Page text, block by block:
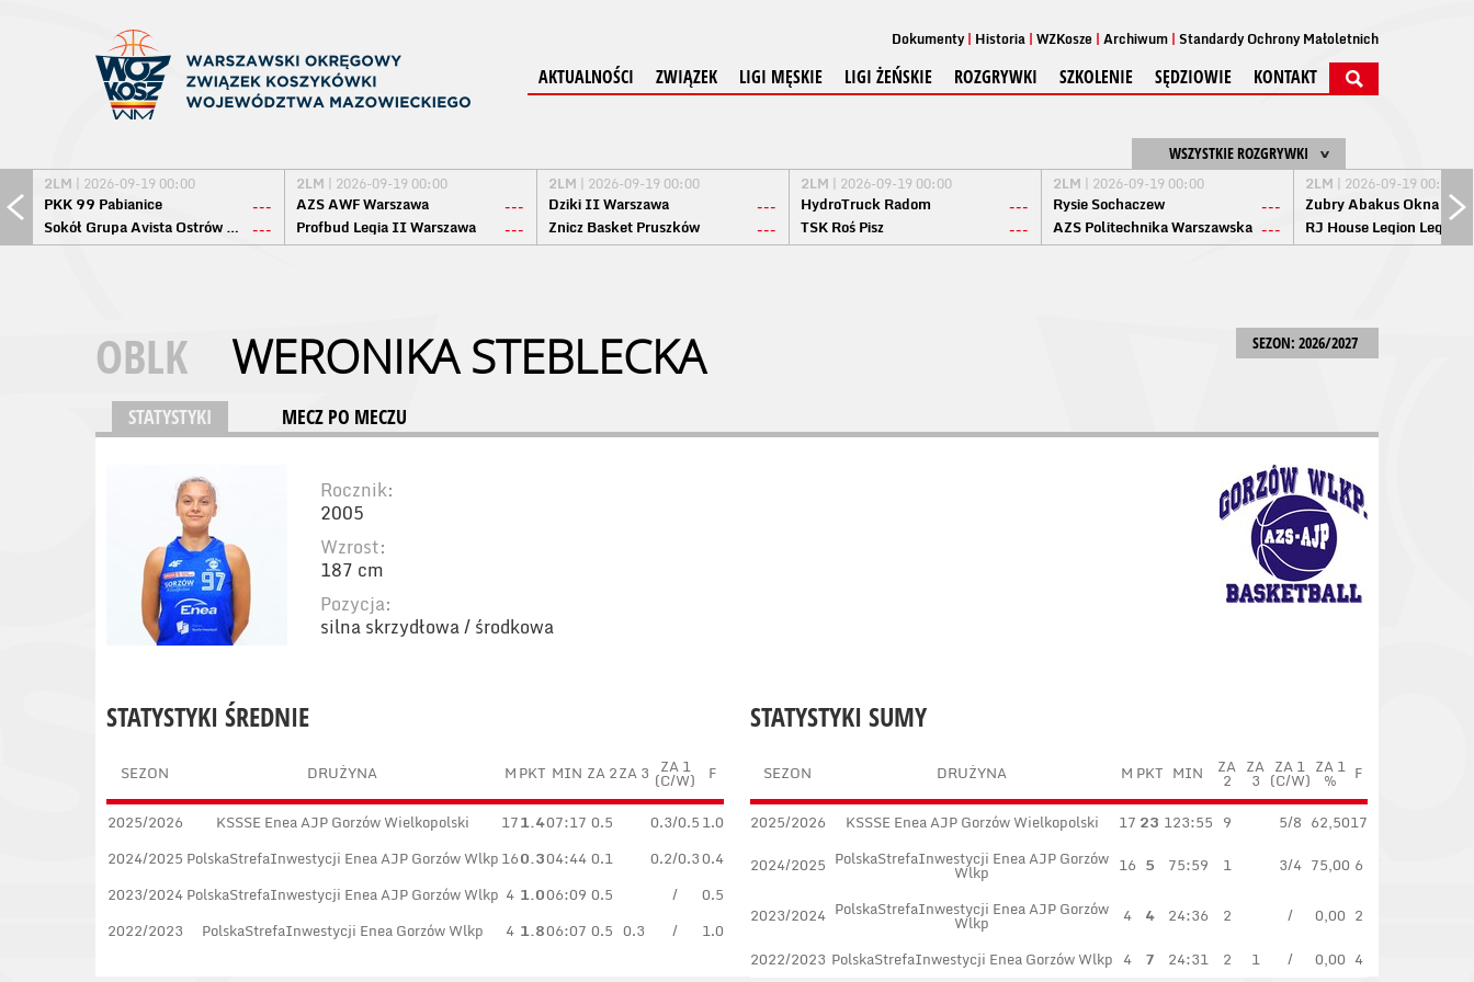
Dokumenty Historia WZKosze Archiwum Standardy Ochrony Małoletnich
AKTUALNOŚCI ZWIĄZEK LIGI MĘSKIE LIGI ŻEŃSKIE ROZGRYWKI SZKOLENIE SĘDZIOWIE KONTAKT
WSZYSTKIE ROZGRYWKI
2LM | 2026-09-19 00:00
PKK 99 Pabianice
---
Sokół Grupa Avista Ostrów Maz. ---
2LM | 2026-09-19 00:00
AZS AWF Warszawa
---
Profbud Legia II Warszawa
---
2LM | 2026-09-19 00:00
Dziki II Warszawa
---
Znicz Basket Pruszków
---
2LM | 2026-09-19 00:00
HydroTruck Radom
---
TSK Roś Pisz
---
2LM | 2026-09-19 00:00
Rysie Sochaczew
---
AZS Politechnika Warszawska ---
2LM | 2026-09-19 00:00
Żubry Abakus Okna
RJ House Legion
SEZON: 2026/2027
OBLK WERONIKA STEBLECKA
STATYSTYKI MECZ PO MECZU
Rocznik:
2005
Wzrost:
187 cm
Pozycja:
silna skrzydłowa / środkowa
STATYSTYKI SUMY
SEZON DRUŻYNA M PKT MIN ZA
2
ZA
3
ZA 1
(C/W)
ZA 1
% F
2025/2026 KSSSE Enea AJP Gorzów Wielkopolski 17 23 123:55 9 5/8 62,5017
2024/2025 PolskaStrefaInwestycji Enea AJP Gorzów
Wlkp 16 5 75:59 1 3/4 75,00 6
2023/2024 PolskaStrefaInwestycji Enea AJP Gorzów
Wlkp 4 4 24:36 2 / 0,00 2
2022/2023 PolskaStrefaInwestycji Enea Gorzów Wlkp 4 7 24:31 2 1 / 0,00 4
STATYSTYKI ŚREDNIE
SEZON DRUŻYNA MPKT MIN ZA 2ZA 3 ZA 1
(C/W) F
2025/2026 KSSSE Enea AJP Gorzów Wielkopolski 171.407:17 0.5 0.3/0.51.0
2024/2025 PolskaStrefaInwestycji Enea AJP Gorzów Wlkp160.304:440.1 0.2/0.30.4
2023/2024 PolskaStrefaInwestycji Enea AJP Gorzów Wlkp 4 1.006:09 0.5 /
0.5
2022/2023
PolskaStrefaInwestycji Enea Gorzów Wlkp 4 1.806:07 0.5 0.3 / 1.0